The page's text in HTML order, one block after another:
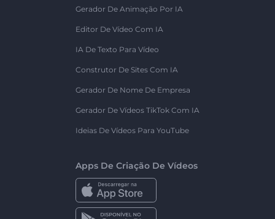
Gerador De Animação Por IA
Editor De Vídeo Com IA
IA De Texto Para Vídeo
Construtor De Sites Com IA
Gerador De Nome De Empresa
Gerador De Vídeos TikTok Com IA
Ideias De Vídeos Para YouTube
Apps De Criação De Vídeos